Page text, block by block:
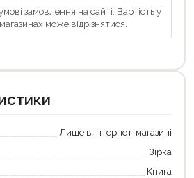
замовлення на сайті. Вартість у
може відрізнятися.
Лише в інтернет-магазині
Зірка
Книга